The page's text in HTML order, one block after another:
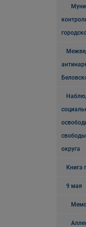
свободы
округа
Книга
9 мая